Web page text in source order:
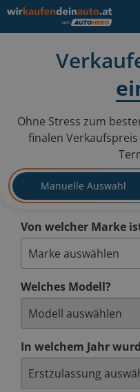
Ohne Stress zum
finalen Verkaufspreis
Manuelle Auswahl
Von welcher Marke
Welches Modell?
In welchem Jahr